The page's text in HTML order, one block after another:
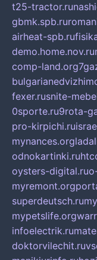
t25-tractor.ru
gbmk.spb.ru
airheat-spb.ru
demo.home.nov.ru
comp-land.org
fexer.rusnite-
0sporte.ru9rota-
pro-kirpichi.ru
mynances.org
odnokartinki.ru
oysters-digital.ru
myremont.org
superdeutsch.ru
mypetslife.org
infoelectrik.ru
doktorvilechit.ru